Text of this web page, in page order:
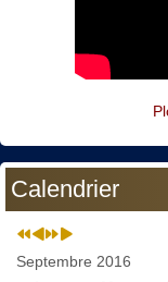
Calendrier
Septembre 2016